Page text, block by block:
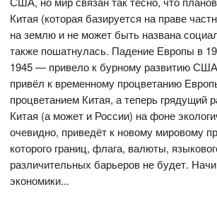
Китая (которая базируется на праве
на землю и не может быть названа
также пошатнулась. Падение Европы в
1945 — привело к бурному развитию
привёл к временному процветанию
процветанием Китая, а теперь
Китая (а может и России) на фоне
очевидно, приведёт к новому мировому
которого границ, флага, валюты,
различительных барьеров не будет.
экономики...